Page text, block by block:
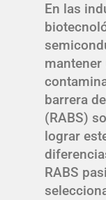
En las
barrera
(RABS)
lograr
RABS